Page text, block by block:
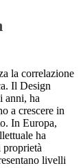
la correlazione
Il Design
anni, ha
a crescere in
In Europa,
ha
proprietà
livelli